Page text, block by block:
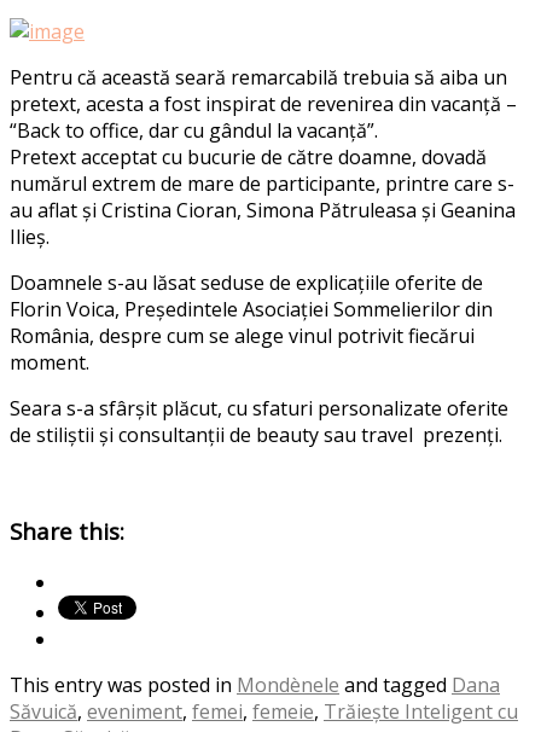
Pentru că această seară remarcabilă trebuia să aiba un
pretext, acesta a fost inspirat de revenirea din vacanță –
“Back to office, dar cu gândul la vacanță”.
Pretext acceptat cu bucurie de către doamne, dovadă
numărul extrem de mare de participante, printre care s-
au aflat și Cristina Cioran, Simona Pătruleasa și Geanina
Ilieș.
Doamnele s-au lăsat seduse de explicațiile oferite de
Florin Voica, Președintele Asociației Sommelierilor din
România, despre cum se alege vinul potrivit fiecărui
moment.
Seara s-a sfârșit plăcut, cu sfaturi personalizate oferite
de stiliștii și consultanții de beauty sau travel prezenți.
Share this:
This entry was posted in Mondènele and tagged Dana
Săvuică, eveniment, femei, femeie, Trăiește Inteligent cu